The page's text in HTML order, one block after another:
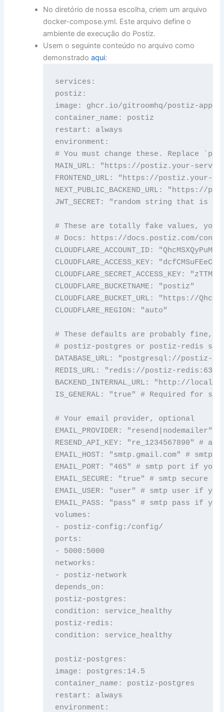
No diretório de nossa escolha, criem um arquivo
docker-compose.yml. Este arquivo define o
ambiente de execução do Postiz.
Usem o seguinte conteúdo no arquivo como
demonstradoaqui:
services:
postiz:
image: ghcr.io/gitroomhq/postiz-
container_name: postiz
restart: always
environment:
# You must change these. Replace
MAIN_URL: "https://postiz.your-
FRONTEND_URL: "https://postiz.your-
NEXT_PUBLIC_BACKEND_URL:
JWT_SECRET: "random string that
# These are totally fake values, you
# Docs: https://docs.postiz.com/
CLOUDFLARE_ACCOUNT_ID:
CLOUDFLARE_ACCESS_KEY:
CLOUDFLARE_SECRET_ACCESS_KEY:
CLOUDFLARE_BUCKETNAME: "postiz"
CLOUDFLARE_BUCKET_URL: "https://
CLOUDFLARE_REGION: "auto"
# These defaults are probably fine,
# postiz-postgres or postiz-redis
DATABASE_URL: "postgresql://
REDIS_URL: "redis://postiz-
BACKEND_INTERNAL_URL: "http://
IS_GENERAL: "true" # Required for
# Your email provider, optional
EMAIL_PROVIDER: "resend|nodemailer"
RESEND_API_KEY: "re_1234567890" #
EMAIL_HOST: "smtp.gmail.com" #
EMAIL_PORT: "465" # smtp port if you
EMAIL_SECURE: "true" # smtp secure
EMAIL_USER: "user" # smtp user if
EMAIL_PASS: "pass" # smtp pass if
volumes:
- postiz-config:/config/
ports:
- 5000:5000
networks:
- postiz-network
depends_on:
postiz-postgres:
condition: service_healthy
postiz-redis:
condition: service_healthy
postiz-postgres:
image: postgres:14.5
container_name: postiz-postgres
restart: always
environment: